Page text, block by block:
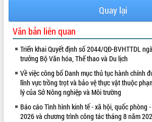
Quay lại
Văn bản liên quan
Triển khai Quyết định số 2044/QĐ-BVHTTDL
trưởng Bộ Văn hóa, Thể thao và Du lịch
Về việc công bố Danh mục thủ tục hành chính
lĩnh vực trồng trọt và bảo vệ thực vật thuộc
lý của Sở Nông nghiệp và Môi trường
Báo cáo Tình hình kinh tế - xã hội, quốc phòng
2026 và chương trình công tác tháng 8 năm